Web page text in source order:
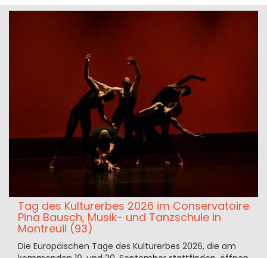
Tag des Kulturerbes 2026 im Conservatoire
Pina Bausch, Musik- und Tanzschule in
Montreuil (93)
Die Europäischen Tage des Kulturerbes 2026, die am